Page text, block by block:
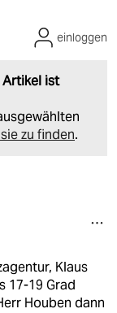
Artikel ist
zu finden.
einloggen
Klaus
17-19 Grad
­Houben dann